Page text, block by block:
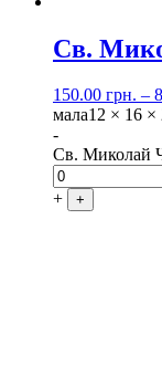
Св.
150.00 грн. –
мала12 × 16 ×
-
Св. Миколай
+ +